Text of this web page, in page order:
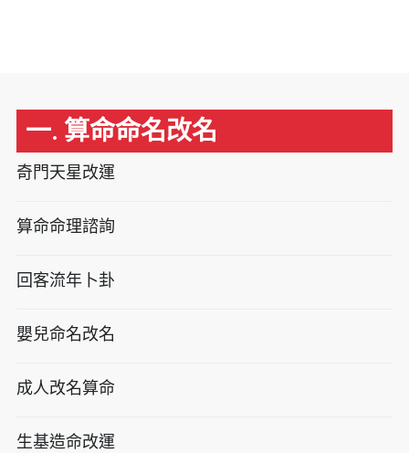
一. 算命命名改名
奇門天星改運
算命命理諮詢
回客流年卜卦
嬰兒命名改名
成人改名算命
生基造命改運